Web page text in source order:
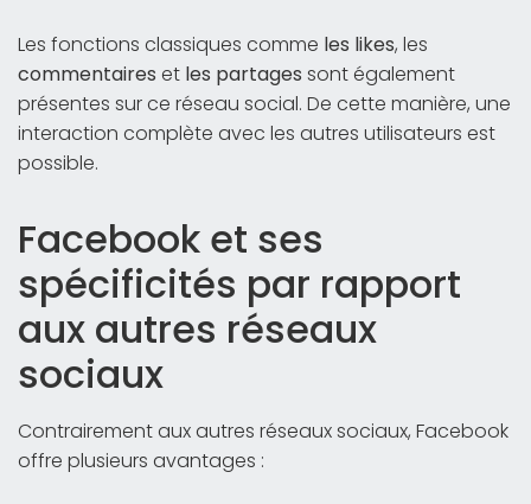
Les fonctions classiques comme les likes, les
commentaires et les partages sont également
présentes sur ce réseau social. De cette manière, une
interaction complète avec les autres utilisateurs est
possible.
Facebook et ses
spécificités par rapport
aux autres réseaux
sociaux
Contrairement aux autres réseaux sociaux, Facebook
offre plusieurs avantages :